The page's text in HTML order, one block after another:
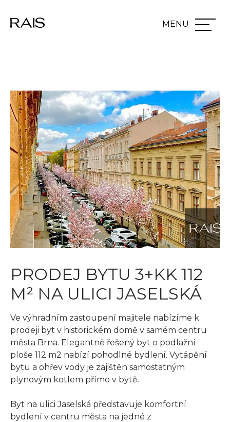
PRODEJ BYTU 3+KK 112
M² NA ULICI JASELSKÁ
Ve výhradním zastoupení majitele nabízíme k
prodeji byt v historickém domě v samém centru
města Brna. Elegantně řešený byt o podlažní
ploše 112 m2 nabízí pohodlné bydlení. Vytápění
bytu a ohřev vody je zajištěn samostatným
plynovým kotlem přímo v bytě.
Byt na ulici Jaselská představuje komfortní
bydlení v centru města na jedné z